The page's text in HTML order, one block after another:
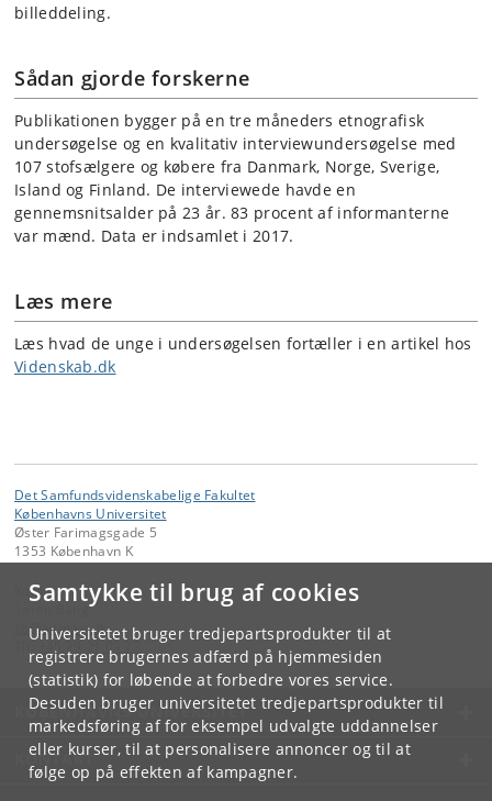
Samtykke til brug af cookies
Universitetet bruger tredjepartsprodukter til at
registrere brugernes adfærd på hjemmesiden
(statistik) for løbende at forbedre vores service.
Desuden bruger universitetet tredjepartsprodukter til
markedsføring af for eksempel udvalgte uddannelser
eller kurser, til at personalisere annoncer og til at
følge op på effekten af kampagner.
billeddeling.
Sådan gjorde forskerne
Publikationen bygger på en tre måneders etnografisk
undersøgelse og en kvalitativ interviewundersøgelse med
107 stofsælgere og købere fra Danmark, Norge, Sverige,
Island og Finland. De interviewede havde en
gennemsnitsalder på 23 år. 83 procent af informanterne
var mænd. Data er indsamlet i 2017.
Læs mere
Læs hvad de unge i undersøgelsen fortæller i en artikel hos
Videnskab.dk
Det Samfundsvidenskabelige Fakultet
Københavns Universitet
Øster Farimagsgade 5
1353 København K
Kontakt:
@adm .ku.dk
KØBENHAVNS UNIVERSITET
KONTAKT